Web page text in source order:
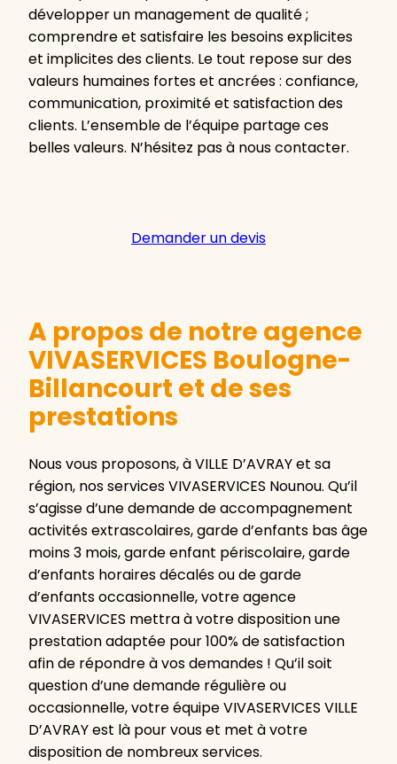
développer un management de qualité ;
comprendre et satisfaire les besoins explicites
et implicites des clients. Le tout repose sur des
valeurs humaines fortes et ancrées : confiance,
communication, proximité et satisfaction des
clients. L’ensemble de l’équipe partage ces
belles valeurs. N’hésitez pas à nous contacter.
Demander un devis
A propos de notre agence
VIVASERVICES Boulogne-
Billancourt et de ses
prestations
Nous vous proposons, à VILLE D’AVRAY et sa
région, nos services VIVASERVICES Nounou. Qu’il
s’agisse d’une demande de accompagnement
activités extrascolaires, garde d’enfants bas âge
moins 3 mois, garde enfant périscolaire, garde
d’enfants horaires décalés ou de garde
d’enfants occasionnelle, votre agence
VIVASERVICES mettra à votre disposition une
prestation adaptée pour 100% de satisfaction
afin de répondre à vos demandes ! Qu’il soit
question d’une demande régulière ou
occasionnelle, votre équipe VIVASERVICES VILLE
D’AVRAY est là pour vous et met à votre
disposition de nombreux services.